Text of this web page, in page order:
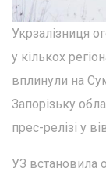
Укрзалізниця
у кількох
вплинули на
Запорізьку
прес-релізі у
УЗ встановила